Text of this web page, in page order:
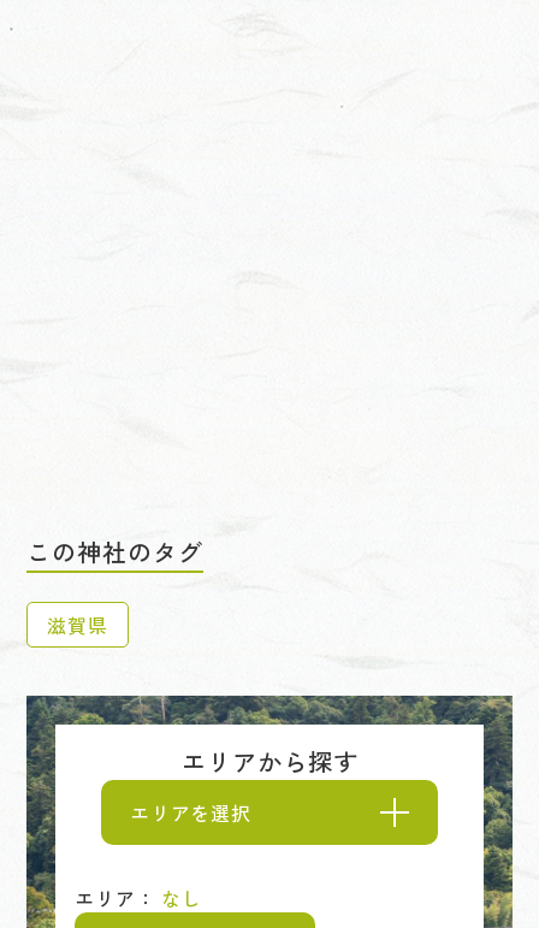
この神社のタグ
滋賀県
エリアから探す
エリアを選択
エリア： なし